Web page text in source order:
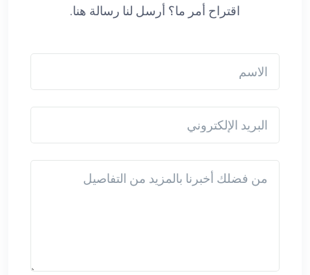
اقتراح أمر ما؟ أرسل لنا رسالة هنا.